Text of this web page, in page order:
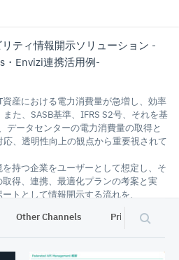
ティ情報開示ソリューション -
Envizi連携活用例-
産における電力消費量が急増し、効率
た、SASB基準、IFRS S2号、それを基
データセンターの電力消費量の取得と
、透明性向上の観点から重要視されて
持つ企業をユーザーとして想定し、そ
得、連携、最適化プランの考案と実
トとして情報開示する流れを、
といった製品を用いてご紹介しま
Other Channels Privacy